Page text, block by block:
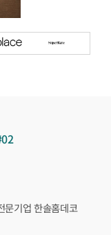
문기업 한솔홈데코